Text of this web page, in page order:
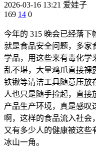
2026-03-16 13:21 爱娃子
169 14 0
今年的 315 晚会已经落
就是食品安全问题，多家
学品，用这些来有毒化学
乱不堪，大量鸡爪直接裸
铁锹等清洁工具随意压放
人也只是随手捡起，直接
产品生产环境，真是感叹
啊，这样的食品流入社会
又有多少人的健康被这些
冰山一角。